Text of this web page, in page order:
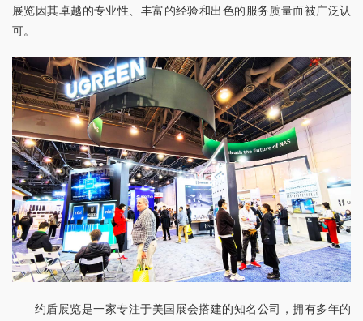
展览因其卓越的专业性、丰富的经验和出色的服务质量而被广泛认
可。
约盾展览是一家专注于美国展会搭建的知名公司，拥有多年的